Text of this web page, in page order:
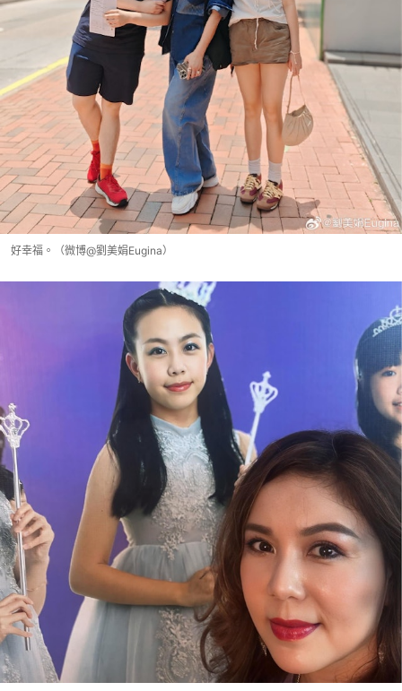
好幸福。（微博@劉美娟Eugina）